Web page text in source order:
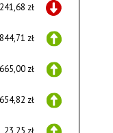
zł
844,71 zł
665,00 zł
654,82 zł